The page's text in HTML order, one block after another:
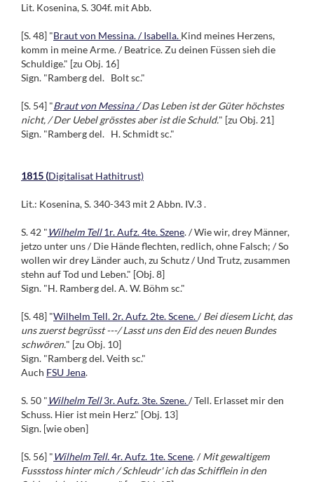
Lit. Kosenina, S. 304f. mit Abb.
[S. 48] "Braut von Messina. / Isabella. Kind meines Herzens,
komm in meine Arme. / Beatrice. Zu deinen Füssen sieh die
Schuldige." [zu Obj. 16]
Sign. "Ramberg del. Bolt sc."
[S. 54] "Braut von Messina /Das Leben ist der Güter höchstes
nicht, / Der Uebel grösstes aber ist die Schuld." [zu Obj. 21]
Sign. "Ramberg del. H. Schmidt sc."
1815 (Digitalisat Hathitrust)
Lit.: Kosenina, S. 340-343 mit 2 Abbn. IV.3 .
S. 42 "Wilhelm Tell1r. Aufz. 4te. Szene. / Wie wir, drey Männer,
jetzo unter uns / Die Hände flechten, redlich, ohne Falsch; / So
wollen wir drey Länder auch, zu Schutz / Und Trutz, zusammen
stehn auf Tod und Leben." [Obj. 8]
Sign. "H. Ramberg del. A. W. Böhm sc."
[S. 48] "Wilhelm Tell. 2r. Aufz. 2te. Scene./Bei diesem Licht, das
uns zuerst begrüsst ---/ Lasst uns den Eid des neuen Bundes
schwören." [zu Obj. 10]
Sign. "Ramberg del. Veith sc."
Auch FSU Jena.
S. 50 "Wilhelm Tell3r. Aufz. 3te. Szene./ Tell. Erlasset mir den
Schuss. Hier ist mein Herz." [Obj. 13]
Sign. [wie oben]
[S. 56] "Wilhelm Tell.4r. Aufz. 1te. Scene. /Mit gewaltigem
Fussstoss hinter mich / Schleudr' ich das Schifflein in den